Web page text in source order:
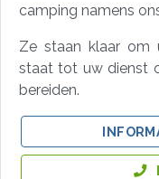
camping namens
Ze staan klaar om
staat tot uw dienst
bereiden.